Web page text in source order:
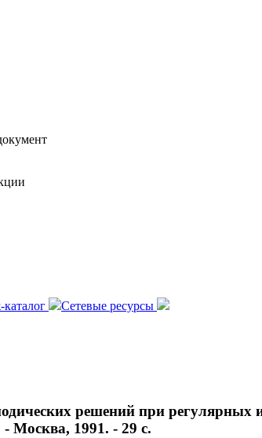
Сетевые ресурсы
решений при регулярных
Москва, 1991. - 29 с.